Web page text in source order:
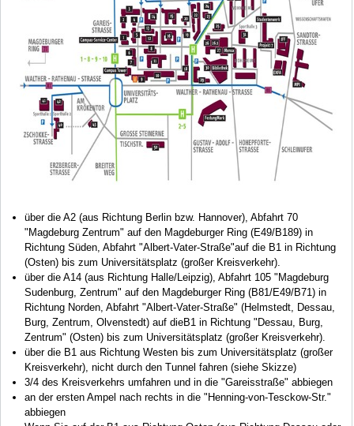
über die A2 (aus Richtung Berlin bzw. Hannover), Abfahrt 70
"Magdeburg Zentrum" auf den Magdeburger Ring (E49/B189) in
Richtung Süden, Abfahrt "Albert-Vater-Straße"auf die B1 in Richtung
(Osten) bis zum Universitätsplatz (großer Kreisverkehr).
über die A14 (aus Richtung Halle/Leipzig), Abfahrt 105 "Magdeburg
Sudenburg, Zentrum" auf den Magdeburger Ring (B81/E49/B71) in
Richtung Norden, Abfahrt "Albert-Vater-Straße" (Helmstedt, Dessau,
Burg, Zentrum, Olvenstedt) auf dieB1 in Richtung "Dessau, Burg,
Zentrum" (Osten) bis zum Universitätsplatz (großer Kreisverkehr).
über die B1 aus Richtung Westen bis zum Universitätsplatz (großer
Kreisverkehr), nicht durch den Tunnel fahren (siehe Skizze)
3/4 des Kreisverkehrs umfahren und in die "Gareisstraße" abbiegen
an der ersten Ampel nach rechts in die "Henning-von-Tesckow-Str."
abbiegen